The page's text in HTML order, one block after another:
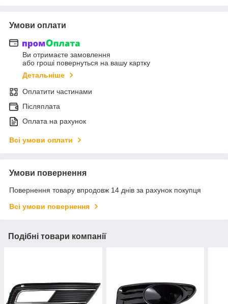
Умови оплати
Ви отримаєте замовлення
або гроші повернуться на вашу картку
Детальніше
Оплатити частинами
Післяплата
Оплата на рахунок
Всі умови оплати
Умови повернення
Повернення товару впродовж 14 днів за рахунок покупця
Всі умови повернення
Подібні товари компанії